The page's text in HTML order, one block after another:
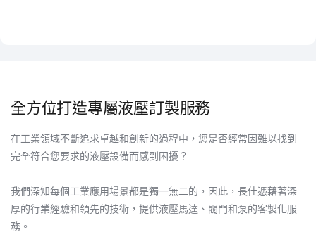
全方位打造專屬液壓訂製服務
在工業領域不斷追求卓越和創新的過程中，您是否經常因難以找到
完全符合您要求的液壓設備而感到困擾？
我們深知每個工業應用場景都是獨一無二的，因此，長佳憑藉著深
厚的行業經驗和領先的技術，提供液壓馬達、閥門和泵的客製化服
務。